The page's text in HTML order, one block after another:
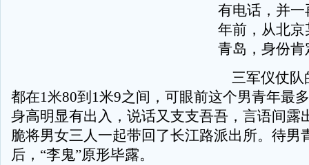
有电话，并
年前，从北
青岛，身份
三军仪仗队
都在1米80到1米9之间，可眼前这个男青年最
身高明显有出入，说话又支支吾吾，言语间露
脆将男女三人一起带回了长江路派出所。待男
后，“李鬼”原形毕露。